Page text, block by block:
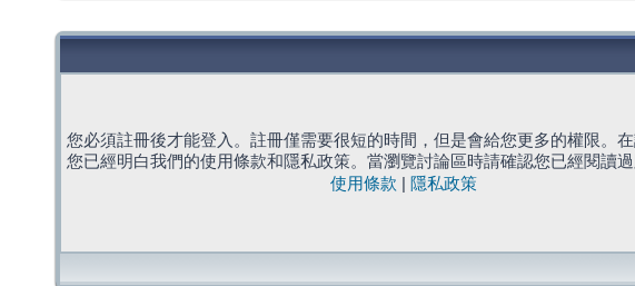
您必須註冊後才能登入。註冊僅需要很短的時間，但是會給您更多的權限。
您已經明白我們的使用條款和隱私政策。當瀏覽討論區時請確認您已經閱讀過
使用條款
隱私政策